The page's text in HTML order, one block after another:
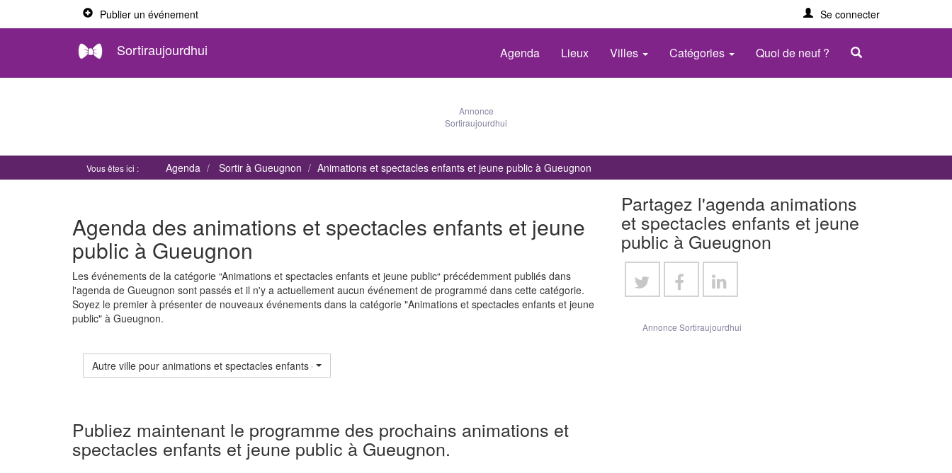
Publier un événement Se connecter
Sortiraujourdhui Agenda Lieux Villes Catégories Quoi de neuf ?
Annonce
Sortiraujourdhui
Vous êtes ici : Agenda Sortir à Gueugnon Animations et spectacles enfants et jeune public à Gueugnon
Agenda des animations et spectacles enfants et jeune
public à Gueugnon
Les événements de la catégorie “Animations et spectacles enfants et jeune public“ précédemment publiés dans
l'agenda de Gueugnon sont passés et il n'y a actuellement aucun événement de programmé dans cette catégorie.
Soyez le premier à présenter de nouveaux événements dans la catégorie "Animations et spectacles enfants et jeune
public" à Gueugnon.
Autre ville pour animations et spectacles enfants et jeune public
Publiez maintenant le programme des prochains animations et
spectacles enfants et jeune public à Gueugnon.
Partagez l'agenda animations
et spectacles enfants et jeune
public à Gueugnon
Annonce Sortiraujourdhui